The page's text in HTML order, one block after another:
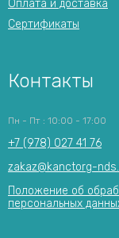
Оплата и доставка
Сертификаты
Контакты
Пн - Пт : 10:00 - 17:00
+7 (978) 027 41 76
zakaz@kanctorg-
Положение об
персональных